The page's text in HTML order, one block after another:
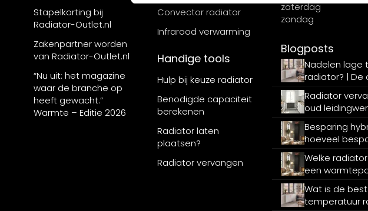
Stapelkorting bij
Radiator-Outlet.nl
Zakenpartner worden
van Radiator-Outlet.nl
“Nu uit: het magazine
waar de branche op
heeft gewacht.”
Warmte – Editie 2026
Convector radiator
Infrarood verwarming
Handige tools
Hulp bij keuze radiator
Benodigde capaciteit
berekenen
Radiator laten
plaatsen?
Radiator vervangen
zaterdag
zondag
Blogposts
Nadelen lage
radiator? | De
Radiator
oud
Besparing
hoeveel
Welke
een
Wat is de
temperatuur